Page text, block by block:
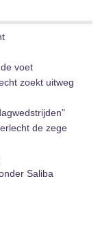
voet
zoekt uitweg
de zege
Saliba